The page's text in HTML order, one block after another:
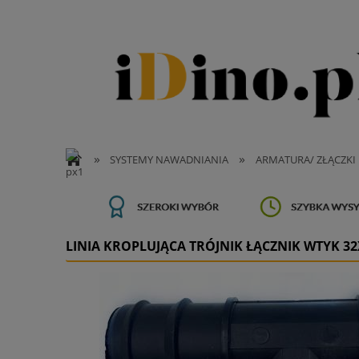
» SYSTEMY NAWADNIANIA » ARMATURA/ ZŁĄCZKI
LINIA KROPLUJĄCA TRÓJNIK ŁĄCZNIK WTYK